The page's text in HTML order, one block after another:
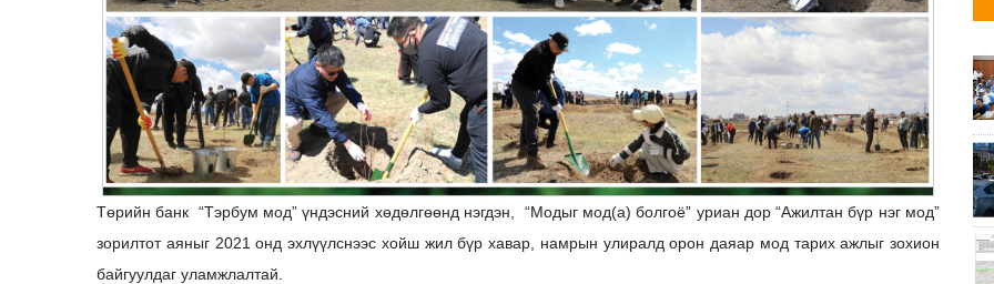
Төрийн банк “Тэрбум мод” үндэсний хөдөлгөөнд нэгдэн, “Модыг мод(а) болгоё” уриан дор “Ажилтан бүр нэг мод”
зорилтот аяныг 2021 онд эхлүүлснээс хойш жил бүр хавар, намрын улиралд орон даяар мод тарих ажлыг зохион
байгуулдаг уламжлалтай.